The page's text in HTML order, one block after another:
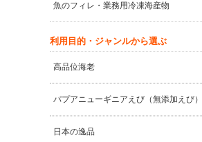
魚のフィレ・業務用冷凍海産物
利用目的・ジャンルから選ぶ
高品位海老
パプアニューギニアえび（無添加えび）
日本の逸品